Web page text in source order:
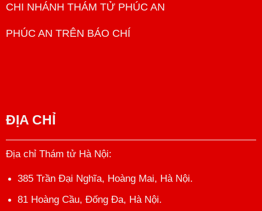
CHI NHÁNH THÁM TỬ PHÚC AN
PHÚC AN TRÊN BÁO CHÍ
ĐỊA CHỈ
Địa chỉ Thám tử Hà Nội:
385 Trần Đại Nghĩa, Hoàng Mai, Hà Nội.
81 Hoàng Cầu, Đống Đa, Hà Nội.